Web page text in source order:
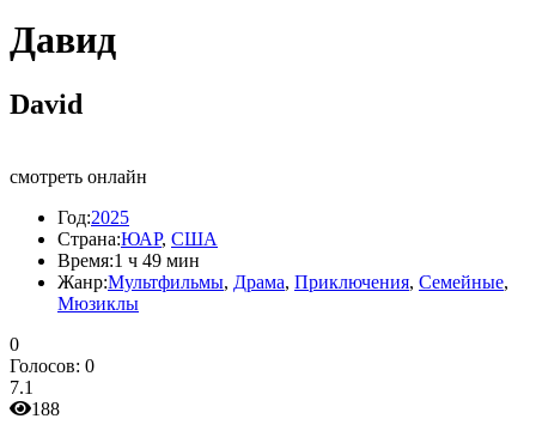
Давид
David
смотреть онлайн
Год:2025
Страна:ЮАР, США
Время:1 ч 49 мин
Жанр:Мультфильмы, Драма, Приключения, Семейные,
Мюзиклы
0
Голосов: 0
7.1
188